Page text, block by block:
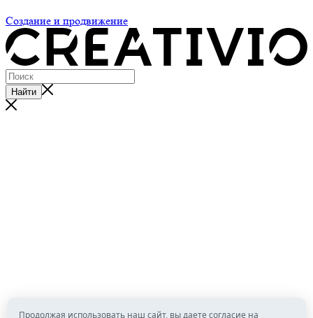
Создание и продвижение
Найти
Продолжая использовать наш сайт, вы даете согласие на